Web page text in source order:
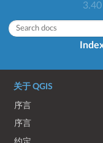
3.40
关于 QGIS
序言
序言